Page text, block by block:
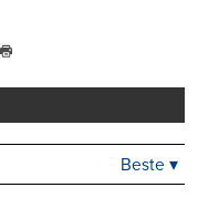
drucken
Beste ▾